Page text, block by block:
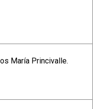
María Princivalle.